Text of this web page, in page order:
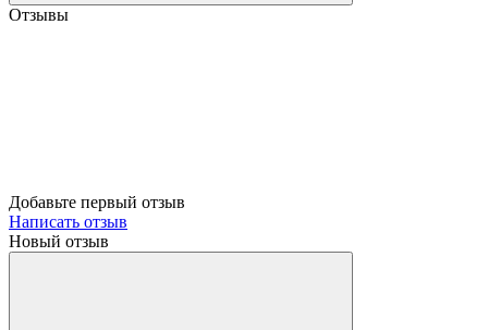
Отзывы
Добавьте первый отзыв
Написать отзыв
Новый отзыв